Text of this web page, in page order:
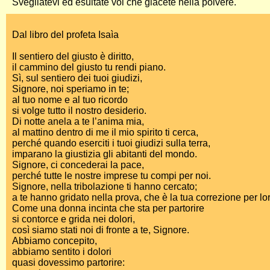
Svegliatevi ed esultate voi che giacete nella polvere.
Dal libro del profeta Isaìa
Il sentiero del giusto è diritto,
il cammino del giusto tu rendi piano.
Sì, sul sentiero dei tuoi giudizi,
Signore, noi speriamo in te;
al tuo nome e al tuo ricordo
si volge tutto il nostro desiderio.
Di notte anela a te l’anima mia,
al mattino dentro di me il mio spirito ti cerca,
perché quando eserciti i tuoi giudizi sulla terra,
imparano la giustizia gli abitanti del mondo.
Signore, ci concederai la pace,
perché tutte le nostre imprese tu compi per noi.
Signore, nella tribolazione ti hanno cercato;
a te hanno gridato nella prova, che è la tua correzione per
Come una donna incinta che sta per partorire
si contorce e grida nei dolori,
così siamo stati noi di fronte a te, Signore.
Abbiamo concepito,
abbiamo sentito i dolori
quasi dovessimo partorire: